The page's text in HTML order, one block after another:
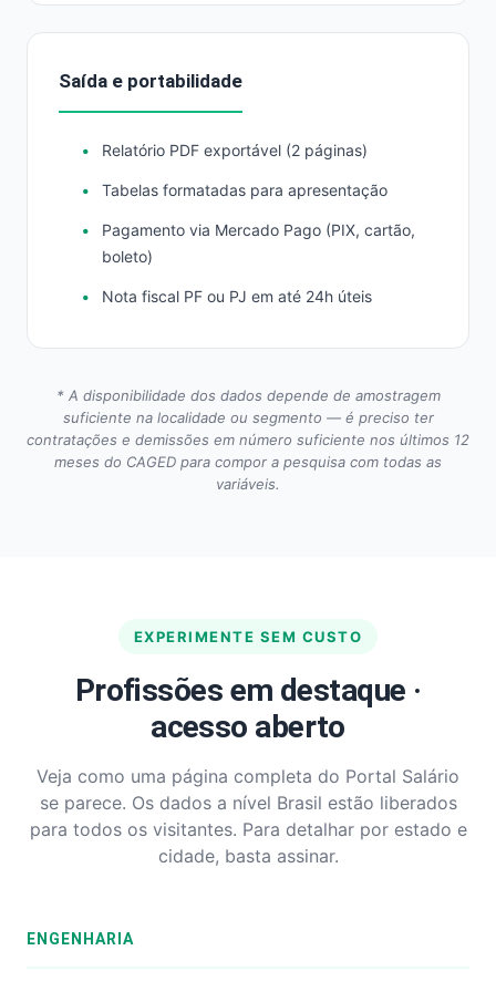
Saída e portabilidade
Relatório PDF exportável (2 páginas)
Tabelas formatadas para apresentação
Pagamento via Mercado Pago (PIX, cartão,
boleto)
Nota fiscal PF ou PJ em até 24h úteis
* A disponibilidade dos dados depende de amostragem
suficiente na localidade ou segmento — é preciso ter
contratações e demissões em número suficiente nos últimos 12
meses do CAGED para compor a pesquisa com todas as
variáveis.
EXPERIMENTE SEM CUSTO
Profissões em destaque ·
acesso aberto
Veja como uma página completa do Portal Salário
se parece. Os dados a nível Brasil estão liberados
para todos os visitantes. Para detalhar por estado e
cidade, basta assinar.
ENGENHARIA